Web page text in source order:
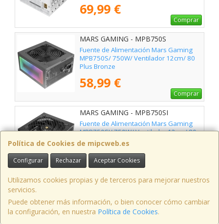
69,99 €
Comprar
MARS GAMING - MPB750S
Fuente de Alimentación Mars Gaming
MPB750S/ 750W/ Ventilador 12cm/ 80
Plus Bronze
58,99 €
Comprar
MARS GAMING - MPB750SI
Fuente de Alimentación Mars Gaming
MPB750SI/ 750W/ Ventilador 12cm/ 80
Plus Bronze
56,50 €
MARS GAMING - MPB750SIMW
Fuente de Alimentación Mars Gaming
MPB750SIM/ 750W/ Ventilador 14cm/ 80
Plus Bronze
Política de Cookies de mipcweb.es
Configurar Rechazar Aceptar Cookies
Utilizamos cookies propias y de terceros para mejorar nuestros
servicios.
Puede obtener más información, o bien conocer cómo cambiar
la configuración, en nuestra Política de Cookies.